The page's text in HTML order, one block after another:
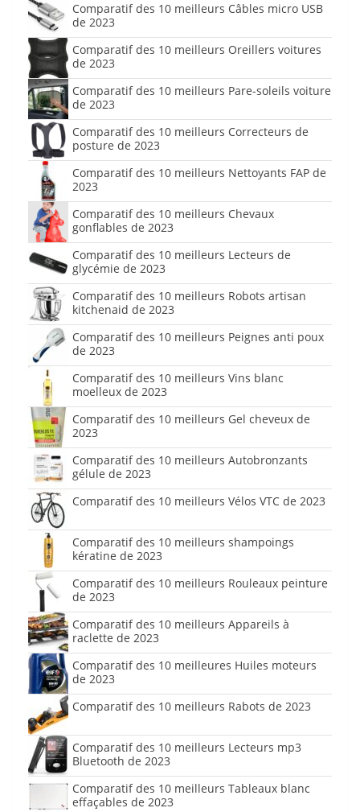
Comparatif des 10 meilleurs Câbles micro USB
de 2023
Comparatif des 10 meilleurs Oreillers voitures
de 2023
Comparatif des 10 meilleurs Pare-soleils voiture
de 2023
Comparatif des 10 meilleurs Correcteurs de
posture de 2023
Comparatif des 10 meilleurs Nettoyants FAP de
2023
Comparatif des 10 meilleurs Chevaux
gonflables de 2023
Comparatif des 10 meilleurs Lecteurs de
glycémie de 2023
Comparatif des 10 meilleurs Robots artisan
kitchenaid de 2023
Comparatif des 10 meilleurs Peignes anti poux
de 2023
Comparatif des 10 meilleurs Vins blanc
moelleux de 2023
Comparatif des 10 meilleurs Gel cheveux de
2023
Comparatif des 10 meilleurs Autobronzants
gélule de 2023
Comparatif des 10 meilleurs Vélos VTC de 2023
Comparatif des 10 meilleurs shampoings
kératine de 2023
Comparatif des 10 meilleurs Rouleaux peinture
de 2023
Comparatif des 10 meilleurs Appareils à
raclette de 2023
Comparatif des 10 meilleures Huiles moteurs
de 2023
Comparatif des 10 meilleurs Rabots de 2023
Comparatif des 10 meilleurs Lecteurs mp3
Bluetooth de 2023
Comparatif des 10 meilleurs Tableaux blanc
effaçables de 2023